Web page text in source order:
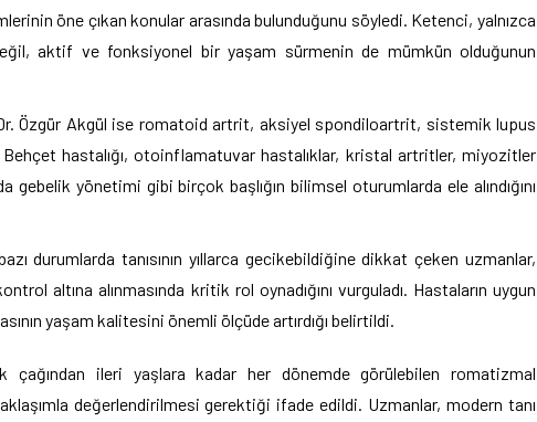
öne çıkan konular arasında bulunduğunu söyledi. Ketenci, yalnızca
aktif ve fonksiyonel bir yaşam sürmenin de mümkün olduğunun
Özgür Akgül ise romatoid artrit, aksiyel spondiloartrit, sistemik lupus
hastalığı, otoinflamatuvar hastalıklar, kristal artritler, miyozitler
gebelik yönetimi gibi birçok başlığın bilimsel oturumlarda ele alındığını
durumlarda tanısının yıllarca gecikebildiğine dikkat çeken uzmanlar,
altına alınmasında kritik rol oynadığını vurguladı. Hastaların uygun
yaşam kalitesini önemli ölçüde artırdığı belirtildi.
çağından ileri yaşlara kadar her dönemde görülebilen romatizmal
değerlendirilmesi gerektiği ifade edildi. Uzmanlar, modern tanı